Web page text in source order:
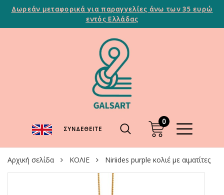
Δωρεάν μεταφορικά για παραγγελίες άνω των 35 ευρώ
εντός Ελλάδας
ΣΥΝΔΕΘΕΊΤΕ
0
Αρχική σελίδα ΚΟΛΙΕ Niriides purple κολιέ με αιματίτες